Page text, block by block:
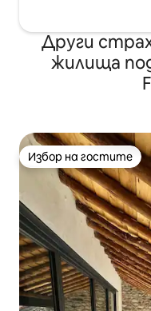
Други
жилища
Избор на гостите
Избор на гостите